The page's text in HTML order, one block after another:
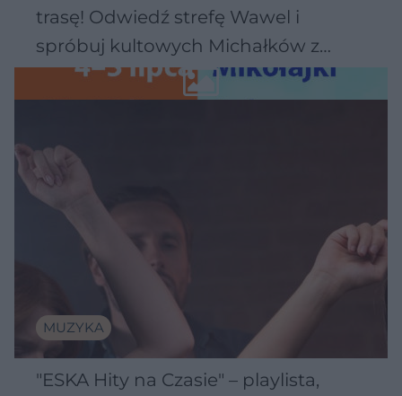
trasę! Odwiedź strefę Wawel i
spróbuj kultowych Michałków z
Wawelu
MUZYKA
"ESKA Hity na Czasie" – playlista,